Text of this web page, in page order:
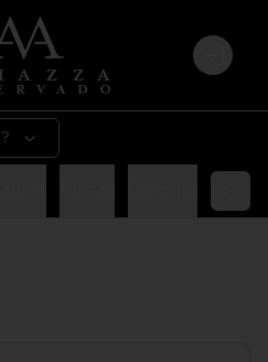
Login